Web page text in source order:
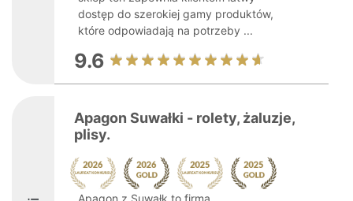
dostęp do szerokiej gamy produktów,
które odpowiadają na potrzeby ...
9.6
Apagon Suwałki - rolety, żaluzje,
plisy.
Apagon z Suwałk to firma